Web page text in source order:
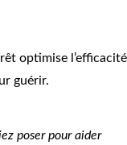
optimise l’efficacité
guérir.
poser pour aider